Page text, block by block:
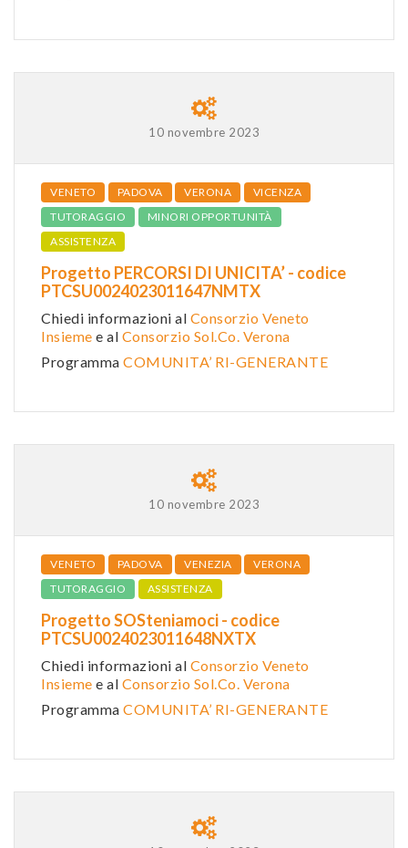
10 novembre 2023
VENETO PADOVA VERONA
VICENZA
TUTORAGGIO
MINORI OPPORTUNITÀ
ASSISTENZA
Progetto PERCORSI DI UNICITA’ - codice
PTCSU0024023011647NMTX
Chiedi informazioni al Consorzio Veneto
Insieme e al Consorzio Sol.Co. Verona
Programma COMUNITA’ RI-GENERANTE
10 novembre 2023
VENETO PADOVA VENEZIA
VERONA
TUTORAGGIO
ASSISTENZA
Progetto SOSteniamoci - codice
PTCSU0024023011648NXTX
Chiedi informazioni al Consorzio Veneto
Insieme e al Consorzio Sol.Co. Verona
Programma COMUNITA’ RI-GENERANTE